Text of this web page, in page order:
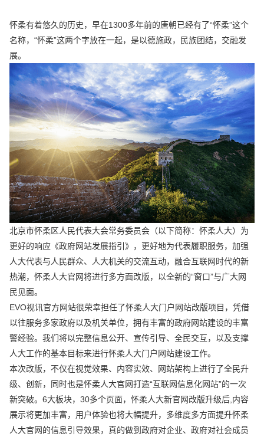
怀柔有着悠久的历史，早在1300多年前的唐朝已经有了“怀柔”这个
名称，“怀柔”这两个字放在一起，是以德施政，民族团结，交融发
展。
北京市怀柔区人民代表大会常务委员会（以下简称：怀柔人大）为
更好的响应《政府网站发展指引》，更好地为代表履职服务，加强
人大代表与人民群众、人大机关的交流互动，融合互联网时代的新
热潮，怀柔人大官网将进行多方面改版，以全新的“窗口”与广大网
民见面。
EVO视讯官方网站很荣幸担任了怀柔人大门户网站改版项目，凭借
以往服务多家政府以及机关单位，拥有丰富的政府网站建设的丰富
警经验。我们将以完整信息公开、宣传引导、全民交互，以及支撑
人大工作的基本目标来进行怀柔人大门户网站建设工作。
本次改版，不仅在视觉效果、内容实效、网站架构上进行了全民升
级、创新，同时也是怀柔人大官网打造“互联网信息化网站”的一次
新突破。6大板块，30多个页面，怀柔人大新官网改版升级后,内容
展示将更加丰富，用户体验也将大幅提升，多维度多方面提升怀柔
人大官网的信息引导效果，真的做到政府对企业、政府对社会成员